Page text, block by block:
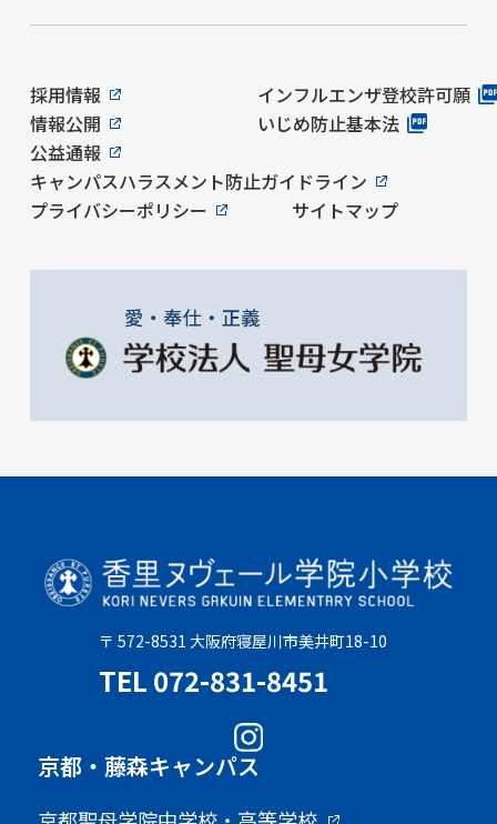
採用情報
インフルエンザ登校許可願
情報公開
いじめ防止基本法
公益通報
キャンパスハラスメント防止ガイドライン
プライバシーポリシー
サイトマップ
〒 572-8531 大阪府寝屋川市美井町18-10
TEL 072-831-8451
京都・藤森キャンパス